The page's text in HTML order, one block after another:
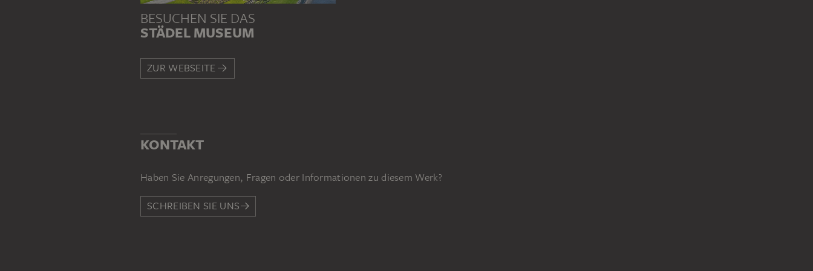
BESUCHEN SIE DAS
STÄDEL MUSEUM
ZUR WEBSEITE
KONTAKT
Haben Sie Anregungen, Fragen oder Informationen zu diesem Werk?
SCHREIBEN SIE UNS